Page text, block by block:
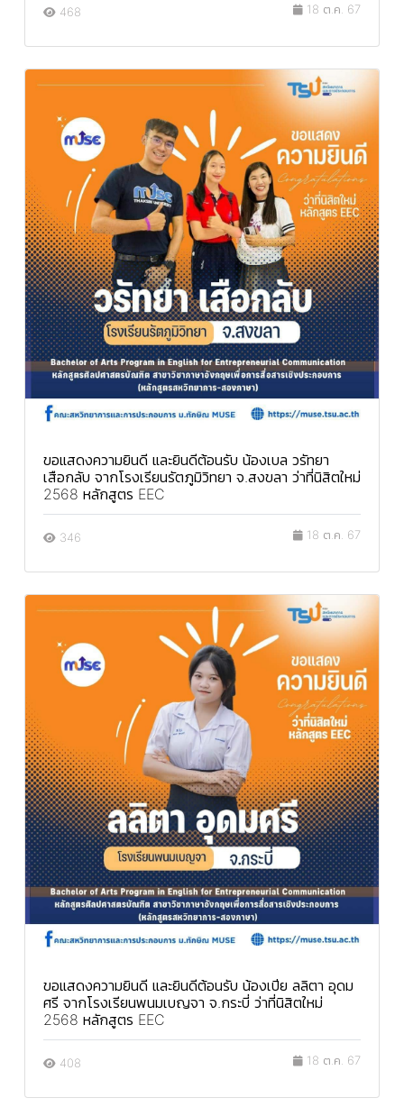
468 18 ต.ค. 67
ขอแสดงความยินดี และยินดีต้อนรับ น้องเบล วรัทยา
เสือกลับ จากโรงเรียนรัตภูมิวิทยา จ.สงขลา ว่าที่นิสิตใหม่
2568 หลักสูตร EEC
346 18 ต.ค. 67
ขอแสดงความยินดี และยินดีต้อนรับ น้องเปีย ลลิตา อุดม
ศรี จากโรงเรียนพนมเบญจา จ.กระบี่ ว่าที่นิสิตใหม่
2568 หลักสูตร EEC
408 18 ต.ค. 67